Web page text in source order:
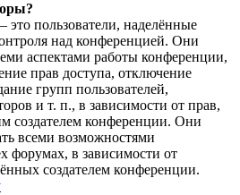
пользователи, наделённые
над конференцией. Они
аспектами работы конференции,
прав доступа, отключение
групп пользователей,
и т. п., в зависимости от прав,
создателем конференции. Они
всеми возможностями
форумах, в зависимости от
создателем конференции.